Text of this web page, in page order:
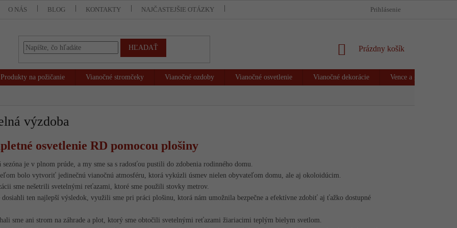
O NÁS BLOG KONTAKTY NAJČASTEJŠIE OTÁZKY VRÁTENIE TOVARU & REKLAMÁCIA
Prihlásenie
HĽADAŤ
NÁKUPNÝ
Prázdny košík
Produkty na požičanie Vianočné stromčeky Vianočné ozdoby Vianočné osvetlenie Vianočné dekorácie Vence a girlandy
výzdoba
osvetlenie RD pomocou plošiny
sezóna je v plnom prúde, a my sme sa s radosťou pustili do zdobenia rodinného domu.
bolo vytvoriť jedinečnú vianočnú atmosféru, ktorá vykúzli úsmev nielen obyvateľom domu, ale aj okoloidúcim.
sme nešetrili svetelnými reťazami, ktoré sme použili stovky metrov.
dosiahli ten najlepší výsledok, využili sme pri práci plošinu, ktorá nám umožnila bezpečne a efektívne zdobiť aj ťažko dostupné
sme ani strom na záhrade a plot, ktorý sme obtočili svetelnými reťazami žiariacimi teplým bielym svetlom.